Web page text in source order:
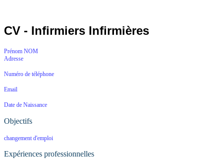
CV - Infirmiers Infirmières
Prénom NOM
Adresse
Numéro de téléphone
Email
Date de Naissance
Objectifs
changement d'emploi
Expériences professionnelles